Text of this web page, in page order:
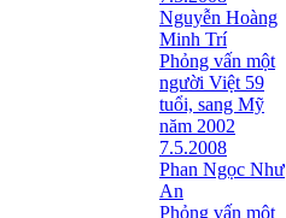
Nguyễn Hoàng
Minh Trí
Phỏng vấn một
người Việt 59
tuổi, sang Mỹ
năm 2002
7.5.2008
Phan Ngọc Như
An
Phỏng vấn một